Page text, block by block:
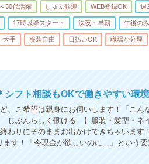
50代活躍 しゅふ歓迎 WEB登録OK 週
17時以降スタート 深夜・早朝 午後の
大手 服装自由 日払いOK 職場が分煙
フト相談もOKで働きやすい環
ご希望は親身にお伺いします！「こん
じぶんらしく働ける 】服装・髪型・ネ
わりにそのままお出かけできちゃいま
す！「今現金が欲しいのに…」という要